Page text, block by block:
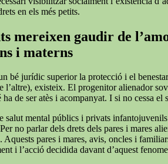
en els més petits.
mereixen gaudir de
i materns
bé jurídic superior la protecció i el
l’altre), existeix. El progenitor alienador
de ser atès i acompanyat. I si no cessa
salut mental públics i privats
no parlar dels drets dels pares i mares
pares i mares, avis, oncles i
i l’acció decidida davant d’aquest